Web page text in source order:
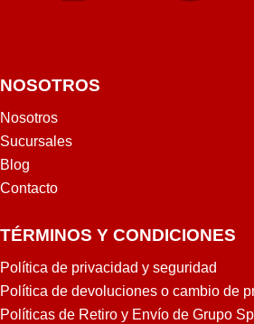
NOSOTROS
Nosotros
Sucursales
Blog
Contacto
TÉRMINOS Y CONDICIONES
Política de privacidad y seguridad
Política de devoluciones o cambio de
Políticas de Retiro y Envío de Grupo